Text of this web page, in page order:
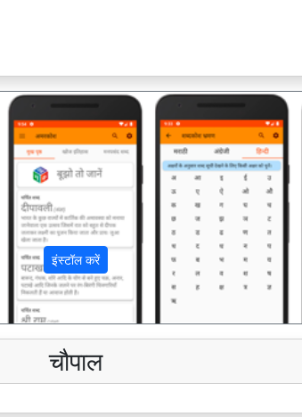
इंस्टॉल करें
चौपाल